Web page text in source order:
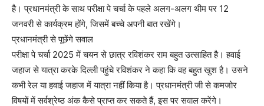
है। प्रधानमंत्री के साथ परीक्षा पे चर्चा के पहले अलग-अलग थीम पर 12
जनवरी से कार्यक्रम होंगे, जिसमें बच्चे अपनी बात रखेंगे।
प्रधानमंत्री से पूछेंगे सवाल
परीक्षा पे चर्चा 2025 में चयन से छात्र रविशंकर राम बहुत उत्साहित है। हवाई
जहाज से यात्रा करके दिल्ली पहुंचे रविशंकर ने कहा कि वह बहुत खुश है। उसने
कभी रेल या हवाई जहाज में यात्रा नहीं किया है। प्रधानमंत्री जी से कमजोर
विषयों में सर्वश्रेष्ठ अंक कैसे प्राप्त कर सकते हैं, इस पर सवाल करेंगे।